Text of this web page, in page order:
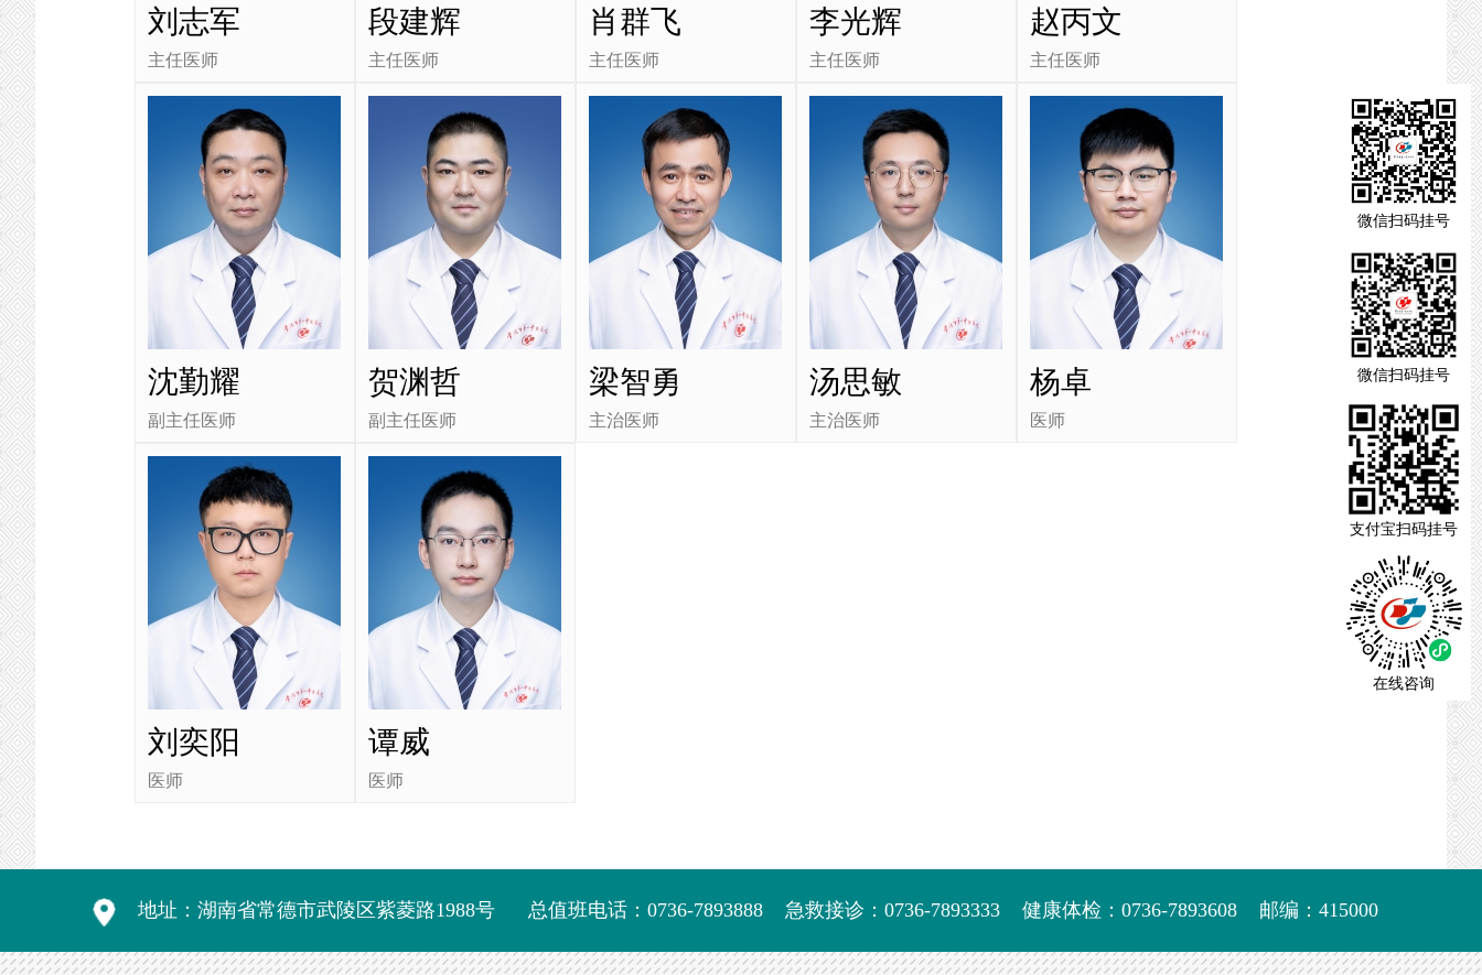
刘志军
主任医师
段建辉
主任医师
肖群飞
主任医师
李光辉
主任医师
赵丙文
主任医师
沈勤耀
副主任医师
贺渊哲
副主任医师
梁智勇
主治医师
汤思敏
主治医师
杨卓
医师
刘奕阳
医师
谭威
医师
地址：湖南省常德市武陵区紫菱路1988号 总值班电话：0736-7893888 急救接诊：0736-7893333 健康体检：0736-7893608 邮编：415000
微信扫码挂号
微信扫码挂号
支付宝扫码挂号
在线咨询